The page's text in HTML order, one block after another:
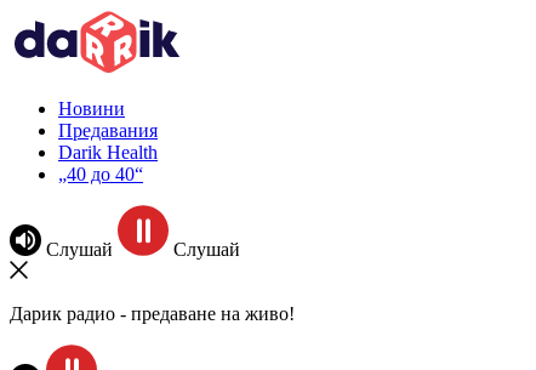
Новини
Предавания
Darik Health
„40 до 40“
Слушай Слушай
Дарик радио - предаване на живо!